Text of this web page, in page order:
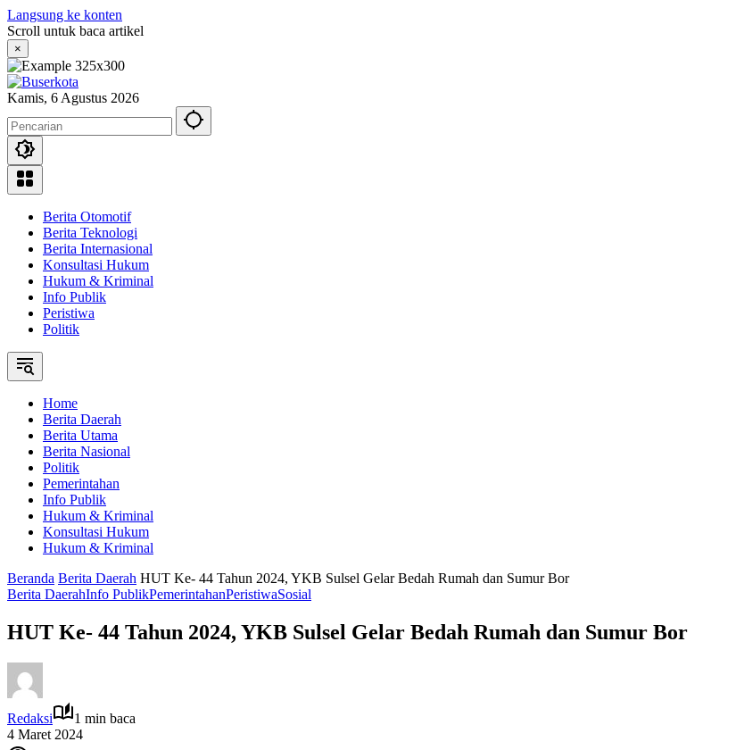
Langsung ke konten
Scroll untuk baca artikel
×
Kamis, 6 Agustus 2026
Berita Otomotif
Berita Teknologi
Berita Internasional
Konsultasi Hukum
Hukum & Kriminal
Info Publik
Peristiwa
Politik
Home
Berita Daerah
Berita Utama
Berita Nasional
Politik
Pemerintahan
Info Publik
Hukum & Kriminal
Konsultasi Hukum
Hukum & Kriminal
Beranda Berita Daerah HUT Ke- 44 Tahun 2024, YKB Sulsel Gelar Bedah Rumah dan Sumur Bor
Berita DaerahInfo PublikPemerintahanPeristiwaSosial
HUT Ke- 44 Tahun 2024, YKB Sulsel Gelar Bedah Rumah dan Sumur Bor
Redaksi
1 min baca
4 Maret 2024